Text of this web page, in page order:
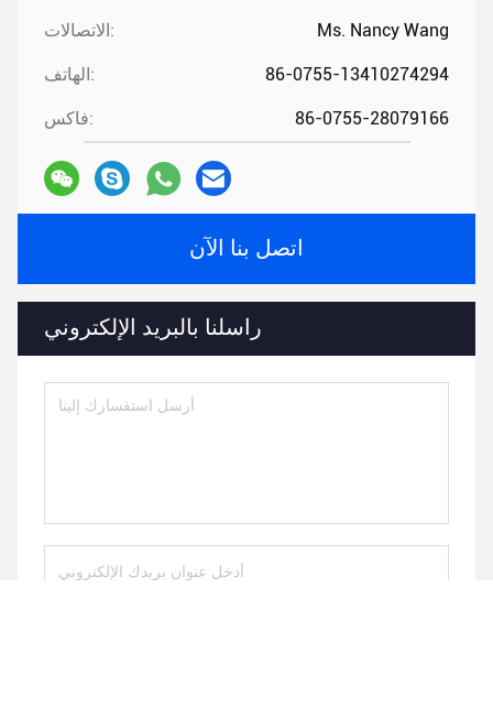
الاتصالات: Ms. Nancy Wang
الهاتف: 86-0755-13410274294
فاكس: 86-0755-28079166
اتصل بنا الآن
راسلنا بالبريد الإلكتروني